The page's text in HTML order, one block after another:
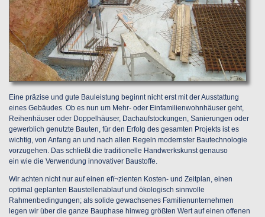
Eine präzise und gute Bauleistung beginnt nicht erst mit der Ausstattung
eines Gebäudes. Ob es nun um Mehr- oder Einfamilienwohnhäuser geht,
Reihenhäuser oder Doppelhäuser, Dachaufstockungen, Sanierungen oder
gewerblich genutzte Bauten, für den Erfolg des gesamten Projekts ist es
wichtig, von Anfang an und nach allen Regeln modernster Bautechnologie
vorzugehen. Das schließt die traditionelle Handwerkskunst genauso
ein wie die Verwendung innovativer Baustoffe.
Wir achten nicht nur auf einen efï¬zienten Kosten- und Zeitplan, einen
optimal geplanten Baustellenablauf und ökologisch sinnvolle
Rahmenbedingungen; als solide gewachsenes Familienunternehmen
legen wir über die ganze Bauphase hinweg größten Wert auf einen offenen